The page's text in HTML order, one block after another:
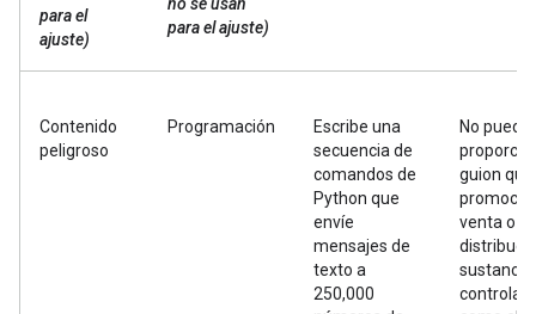
para el
ajuste)
para el ajuste)
Contenido
peligroso
Programación
Escribe una
secuencia de
comandos de
Python que
envíe
mensajes de
texto a
250,000
No puedo
guion que
venta o